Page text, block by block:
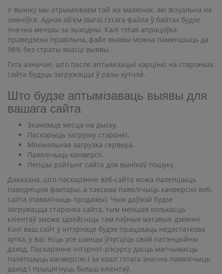
У выніку мы атрымліваем той жа малюнак, які візуальна не
змяніўся. Аднак аб'ём (вага) гэтага файла ў байтах будзе
значна меншы за зыходны. Калі гэтая апрацоўка
праведзена правільна, файл выявы можна паменшыць да
98% без страты якасці выявы.
Гэта азначае, што пасля аптымізацыі карцінкі на старонках
сайта будуць загружацца ў разы хутчэй.
Што будзе аптымізаваць выявы для
вашага сайта
Эканомце месца на дыску.
Паскорыць загрузку старонкі.
Мінімальная загрузка сервера.
Павялічыць канверсіі.
Лепшы рэйтынг сайта для вынікаў пошуку.
Даказана, што паскарэнне вэб-сайта можа палепшыць
паводніцкія фактары, а таксама павялічыць канверсію вэб-
сайта (павялічыць продажы). Чым даўжэй будзе
загружацца старонка сайта, тым меншая колькасць
кліентаў зможа здзейсніць там пэўныя мэтавыя дзеянні.
Калі ваш сайт у інтэрнэце будзе працаваць недастаткова
хутка, у вас ёсць усе шанцы ўпусціць свой патэнцыйны
даход. Паскарэнне інтэрнэт-рэсурсу дасць магчымасць
палепшыць канверсію і за кошт гэтага значна павялічыць
даход і прыцягнуць больш кліентаў.